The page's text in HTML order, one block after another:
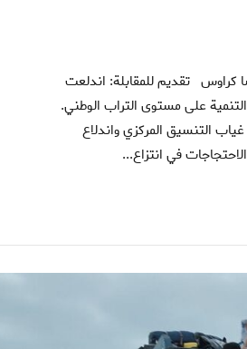
توزيع الموارد والتنمية على مستوى التراب الوطني.
التنسيق المركزي واندلاع
في انتزاع...